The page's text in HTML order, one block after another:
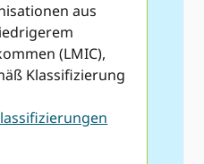
aus
(LMIC),
Klassifizierung